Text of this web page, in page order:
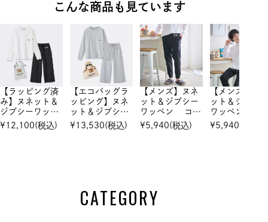
こんな商品も見ています
【ラッピング済
み】ヌネット＆
ジプシーワッペ
ン コットンロ
ングTシャツ ＆
¥ 12,100(税込)
【エコバッグラ
ッピング】ヌネ
ット＆ジプシー
ワッペン コッ
トンロングTシ
¥ 13,530(税込)
【メンズ】ヌネ
ット＆ジプシー
ワッペン コッ
トン ロングパン
¥5,940(税込)
【メンズ】ヌネ
ット＆ジプシー
ワッペン コッ
トンロングTシ
ャツ
¥5,940
CATEGORY